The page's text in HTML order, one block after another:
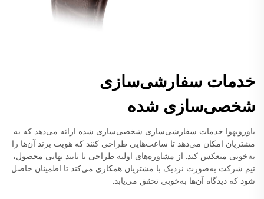
خدمات سفارشی‌سازی
شخصی‌سازی شده
باورویهوا خدمات سفارشی‌سازی شخصی‌سازی شده ارائه می‌دهد که به
مشتریان امکان می‌دهد تا ساعت‌هایی طراحی کنند که هویت برند آن‌ها را
به‌خوبی منعکس کند. از مشاوره‌های اولیه طراحی تا تایید نهایی محصول،
تیم شرکت به‌صورت نزدیک با مشتریان همکاری می‌کند تا اطمینان حاصل
شود که دیدگاه آن‌ها به‌خوبی تحقق می‌یابد.